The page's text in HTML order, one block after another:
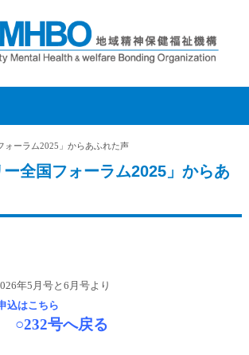
ォーラム2025」からあふれた声
ー全国フォーラム2025」からあ
年5月号と6月号より
込はこちら
○232号へ戻る